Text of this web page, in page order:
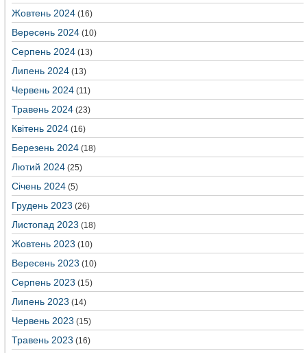
Жовтень 2024 (16)
Вересень 2024 (10)
Серпень 2024 (13)
Липень 2024 (13)
Червень 2024 (11)
Травень 2024 (23)
Квітень 2024 (16)
Березень 2024 (18)
Лютий 2024 (25)
Січень 2024 (5)
Грудень 2023 (26)
Листопад 2023 (18)
Жовтень 2023 (10)
Вересень 2023 (10)
Серпень 2023 (15)
Липень 2023 (14)
Червень 2023 (15)
Травень 2023 (16)